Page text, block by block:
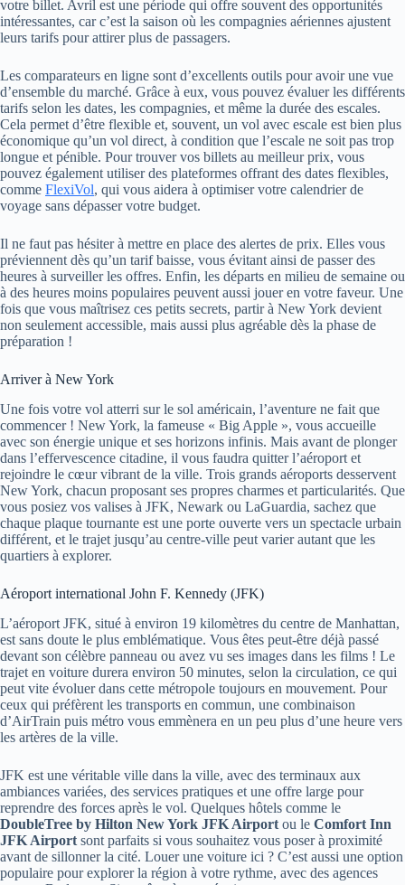
votre billet. Avril est une période qui offre souvent des opportunités
intéressantes, car c’est la saison où les compagnies aériennes ajustent
leurs tarifs pour attirer plus de passagers.
Les comparateurs en ligne sont d’excellents outils pour avoir une vue
d’ensemble du marché. Grâce à eux, vous pouvez évaluer les différents
tarifs selon les dates, les compagnies, et même la durée des escales.
Cela permet d’être flexible et, souvent, un vol avec escale est bien plus
économique qu’un vol direct, à condition que l’escale ne soit pas trop
longue et pénible. Pour trouver vos billets au meilleur prix, vous
pouvez également utiliser des plateformes offrant des dates flexibles,
comme FlexiVol, qui vous aidera à optimiser votre calendrier de
voyage sans dépasser votre budget.
Il ne faut pas hésiter à mettre en place des alertes de prix. Elles vous
préviennent dès qu’un tarif baisse, vous évitant ainsi de passer des
heures à surveiller les offres. Enfin, les départs en milieu de semaine ou
à des heures moins populaires peuvent aussi jouer en votre faveur. Une
fois que vous maîtrisez ces petits secrets, partir à New York devient
non seulement accessible, mais aussi plus agréable dès la phase de
préparation !
Arriver à New York
Une fois votre vol atterri sur le sol américain, l’aventure ne fait que
commencer ! New York, la fameuse « Big Apple », vous accueille
avec son énergie unique et ses horizons infinis. Mais avant de plonger
dans l’effervescence citadine, il vous faudra quitter l’aéroport et
rejoindre le cœur vibrant de la ville. Trois grands aéroports desservent
New York, chacun proposant ses propres charmes et particularités. Que
vous posiez vos valises à JFK, Newark ou LaGuardia, sachez que
chaque plaque tournante est une porte ouverte vers un spectacle urbain
différent, et le trajet jusqu’au centre-ville peut varier autant que les
quartiers à explorer.
Aéroport international John F. Kennedy (JFK)
L’aéroport JFK, situé à environ 19 kilomètres du centre de Manhattan,
est sans doute le plus emblématique. Vous êtes peut-être déjà passé
devant son célèbre panneau ou avez vu ses images dans les films ! Le
trajet en voiture durera environ 50 minutes, selon la circulation, ce qui
peut vite évoluer dans cette métropole toujours en mouvement. Pour
ceux qui préfèrent les transports en commun, une combinaison
d’AirTrain puis métro vous emmènera en un peu plus d’une heure vers
les artères de la ville.
JFK est une véritable ville dans la ville, avec des terminaux aux
ambiances variées, des services pratiques et une offre large pour
reprendre des forces après le vol. Quelques hôtels comme le
DoubleTree by Hilton New York JFK Airport ou le Comfort Inn
JFK Airport sont parfaits si vous souhaitez vous poser à proximité
avant de sillonner la cité. Louer une voiture ici ? C’est aussi une option
populaire pour explorer la région à votre rythme, avec des agences